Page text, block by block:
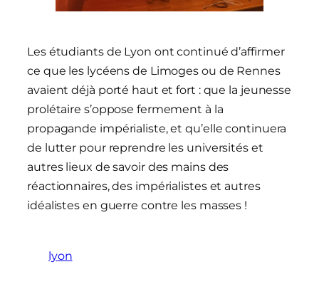
Les étudiants de Lyon ont continué d’affirmer
ce que les lycéens de Limoges ou de Rennes
avaient déjà porté haut et fort : que la jeunesse
prolétaire s’oppose fermement à la
propagande impérialiste, et qu’elle continuera
de lutter pour reprendre les universités et
autres lieux de savoir des mains des
réactionnaires, des impérialistes et autres
idéalistes en guerre contre les masses !
lyon